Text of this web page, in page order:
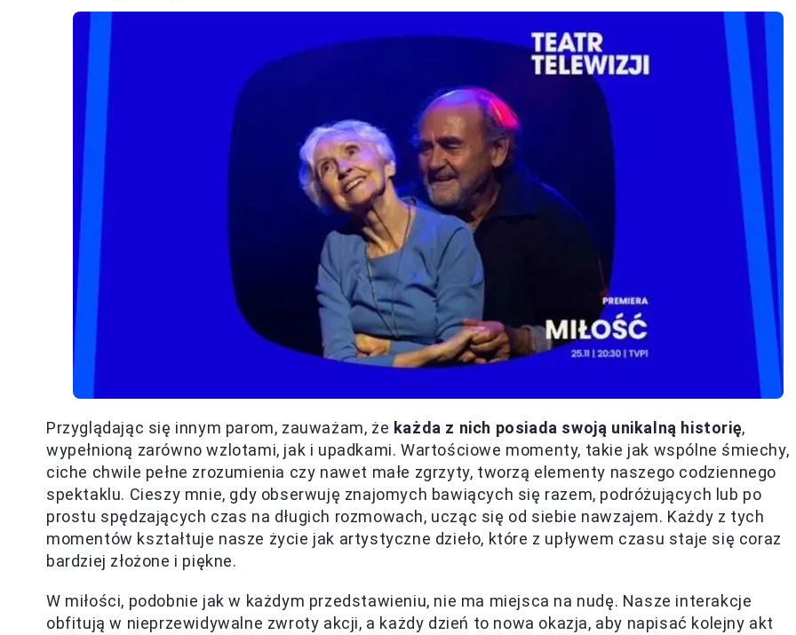
Przyglądając się innym parom, zauważam, że każda z nich posiada swoją unikalną historię,
wypełnioną zarówno wzlotami, jak i upadkami. Wartościowe momenty, takie jak wspólne śmiechy,
ciche chwile pełne zrozumienia czy nawet małe zgrzyty, tworzą elementy naszego codziennego
spektaklu. Cieszy mnie, gdy obserwuję znajomych bawiących się razem, podróżujących lub po
prostu spędzających czas na długich rozmowach, ucząc się od siebie nawzajem. Każdy z tych
momentów kształtuje nasze życie jak artystyczne dzieło, które z upływem czasu staje się coraz
bardziej złożone i piękne.
W miłości, podobnie jak w każdym przedstawieniu, nie ma miejsca na nudę. Nasze interakcje
obfitują w nieprzewidywalne zwroty akcji, a każdy dzień to nowa okazja, aby napisać kolejny akt